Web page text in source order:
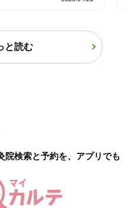
地域支援クーポン可
を見る
と読む
院検索と予約を、アプリでも